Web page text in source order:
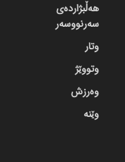
هەڵبژاردەی
سەرنووسەر
وتار
وتووێژ
وەرزش
وێنە